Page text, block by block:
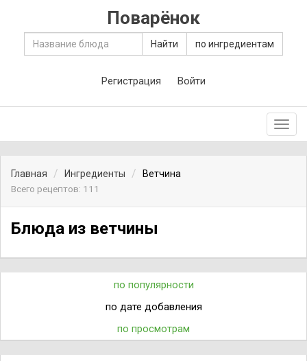
Поварёнок
Найти по ингредиентам
Регистрация Войти
Главная Ингредиенты
Ветчина
Всего рецептов: 111
Блюда из ветчины
по популярности
по дате добавления
по просмотрам